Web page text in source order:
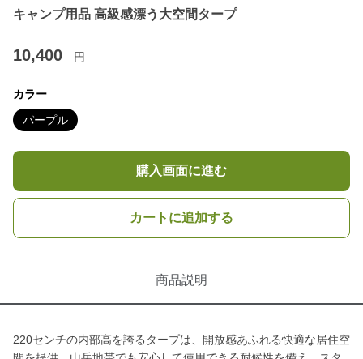
キャンプ用品 高級感漂う大空間タープ
10,400 円
カラー
パープル
購入画面に進む
カートに追加する
商品説明
220センチの内部高を誇るタープは、開放感あふれる快適な居住空